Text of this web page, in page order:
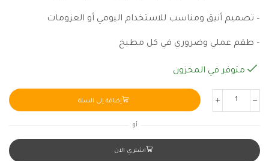
– تصميم أنيق ومناسب للاستخدام اليومي أو العزومات
– طقم عملي وضروري في كل مطبخ
متوفر في المخزون
إضافة إلى السلة
أو
اشتري الان